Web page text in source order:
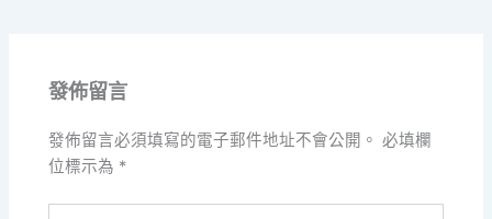
發佈留言
發佈留言必須填寫的電子郵件地址不會公開。 必填欄
位標示為 *